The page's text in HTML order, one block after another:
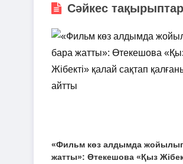
Сәйкес тақырыптар
«Фильм көз алдымда
жатты»: Өтекешова «Қыз